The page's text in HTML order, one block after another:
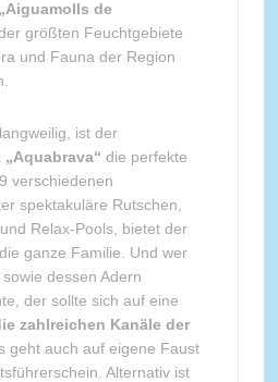
de
der größten Feuchtgebiete
und Fauna der Region
ist der
die perfekte
verschiedenen
spektakuläre Rutschen,
Relax-Pools, bietet der
ganze Familie. Und wer
dessen Adern
der sollte sich auf eine
zahlreichen Kanäle der
geht auch auf eigene Faust
Alternativ ist